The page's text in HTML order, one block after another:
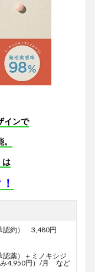
インで
は
認約） 3,480円
認薬）＋ミノキシジ
4,950円）/月 など